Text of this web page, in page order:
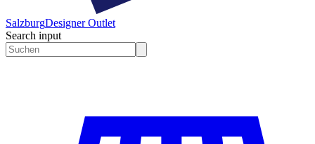
SalzburgDesigner Outlet
Search input